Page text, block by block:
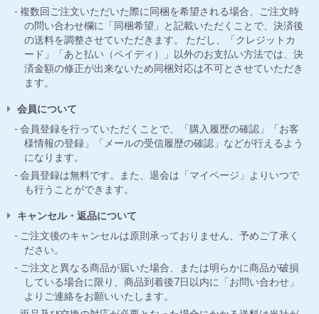
複数回ご注文いただいた際に同梱を希望される場合、ご注文時
の問い合わせ欄に「同梱希望」と記載いただくことで、決済後
の送料を調整させていただきます。 ただし、「クレジットカ
ード」「あと払い（ペイディ）」以外のお支払い方法では、決
済金額の修正が出来ないため同梱対応は不可とさせていただき
ます。
会員について
会員登録を行っていただくことで、「購入履歴の確認」「お客
様情報の登録」「メールの受信履歴の確認」などが行えるよう
になります。
会員登録は無料です。また、退会は「マイページ」よりいつで
も行うことができます。
キャンセル・返品について
ご注文後のキャンセルは原則承っておりません、予めご了承く
ださい。
ご注文と異なる商品が届いた場合、または明らかに商品が破損
している場合に限り、商品到着後7日以内に「お問い合わせ」
よりご連絡をお願いいたします。